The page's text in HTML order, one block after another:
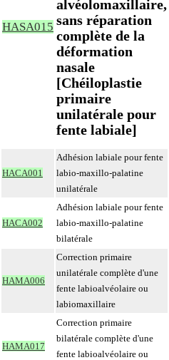
HASA015
alvéolomaxillaire,
sans réparation
complète de la
déformation
nasale
[Chéiloplastie
primaire
unilatérale pour
fente labiale]
HACA001
Adhésion labiale pour fente
labio-maxillo-palatine
unilatérale
HACA002
Adhésion labiale pour fente
labio-maxillo-palatine
bilatérale
HAMA006
Correction primaire
unilatérale complète d'une
fente labioalvéolaire ou
labiomaxillaire
HAMA017
Correction primaire
bilatérale complète d'une
fente labioalvéolaire ou